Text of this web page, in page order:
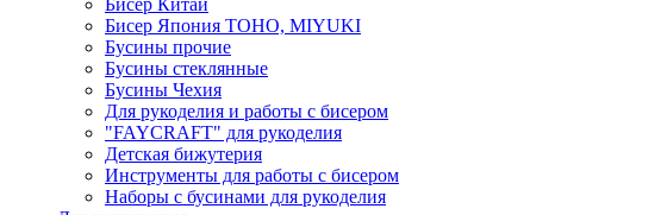
Бисер Япония TOHO, MIYUKI
Бусины прочие
Бусины стеклянные
Бусины Чехия
Для рукоделия и работы с бисером
"FAYCRAFT" для рукоделия
Детская бижутерия
Инструменты для работы с бисером
Наборы с бусинами для рукоделия